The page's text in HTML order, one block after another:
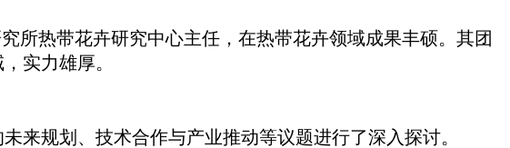
所热带花卉研究中心主任，在热带花卉领域成果丰硕。其团
实力雄厚。
规划、技术合作与产业推动等议题进行了深入探讨。